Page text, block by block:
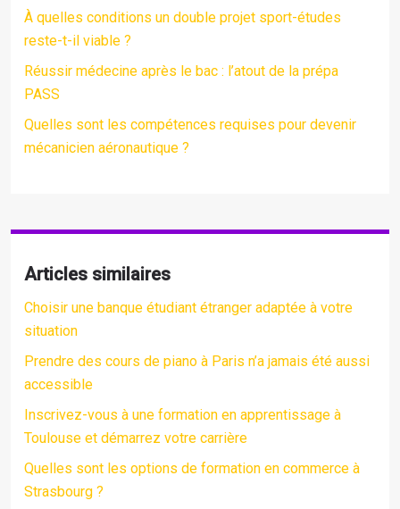
À quelles conditions un double projet sport-études
reste-t-il viable ?
Réussir médecine après le bac : l’atout de la prépa
PASS
Quelles sont les compétences requises pour devenir
mécanicien aéronautique ?
Articles similaires
Choisir une banque étudiant étranger adaptée à votre
situation
Prendre des cours de piano à Paris n’a jamais été aussi
accessible
Inscrivez-vous à une formation en apprentissage à
Toulouse et démarrez votre carrière
Quelles sont les options de formation en commerce à
Strasbourg ?